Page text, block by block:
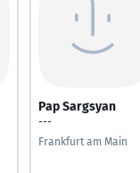
Pap Sargsyan
---
Frankfurt am Main